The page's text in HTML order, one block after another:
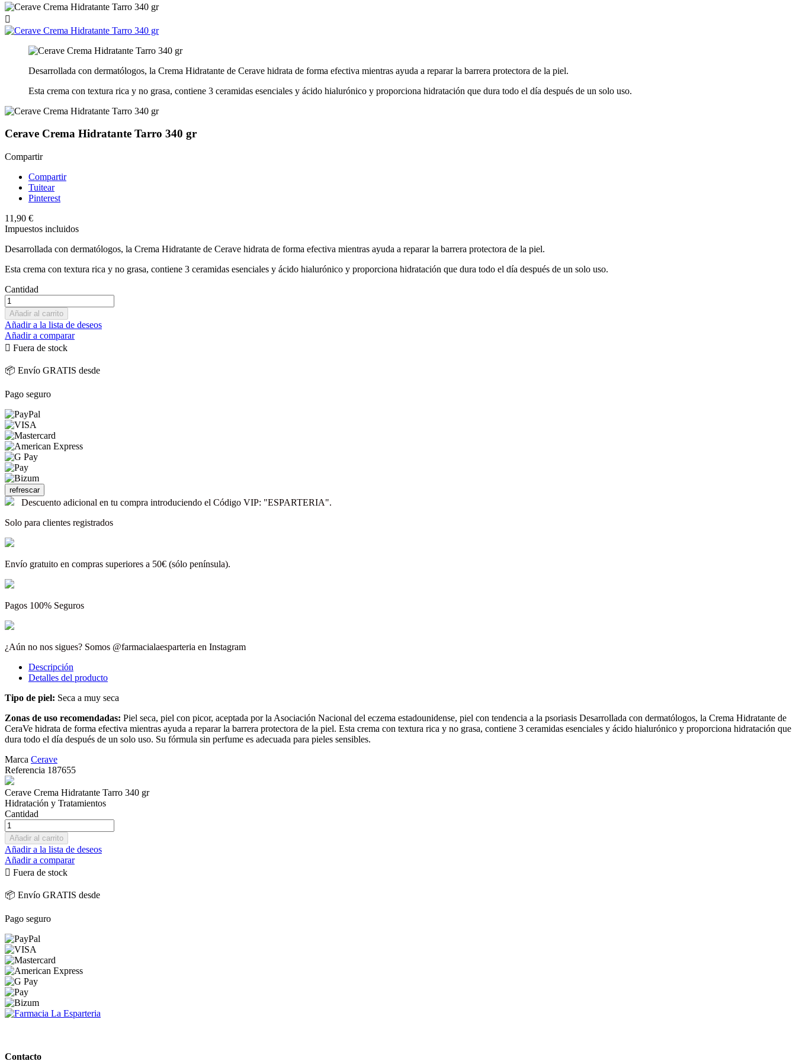

Desarrollada con dermatólogos, la Crema Hidratante de Cerave hidrata de forma efectiva mientras ayuda a reparar la barrera protectora de la piel.
Esta crema con textura rica y no grasa, contiene 3 ceramidas esenciales y ácido hialurónico y proporciona hidratación que dura todo el día después de un solo uso.
Cerave Crema Hidratante Tarro 340 gr
Compartir
Compartir
Tuitear
Pinterest
11,90 €
Impuestos incluidos
Desarrollada con dermatólogos, la Crema Hidratante de Cerave hidrata de forma efectiva mientras ayuda a reparar la barrera protectora de la piel.
Esta crema con textura rica y no grasa, contiene 3 ceramidas esenciales y ácido hialurónico y proporciona hidratación que dura todo el día después de un solo uso.
Cantidad
Añadir al carrito
Añadir a la lista de deseos
Añadir a comparar
 Fuera de stock
📦 Envío GRATIS desde
Pago seguro
Descuento adicional en tu compra introduciendo el Código VIP: "ESPARTERIA".
Solo para clientes registrados
Envío gratuito en compras superiores a 50€ (sólo península).
Pagos 100% Seguros
¿Aún no nos sigues? Somos @farmacialaesparteria en Instagram
Descripción
Detalles del producto
Tipo de piel: Seca a muy seca
Zonas de uso recomendadas: Piel seca, piel con picor, aceptada por la Asociación Nacional del eczema estadounidense, piel con tendencia a la psoriasis Desarrollada con dermatólogos, la Crema Hidratante de
CeraVe hidrata de forma efectiva mientras ayuda a reparar la barrera protectora de la piel. Esta crema con textura rica y no grasa, contiene 3 ceramidas esenciales y ácido hialurónico y proporciona hidratación que
dura todo el día después de un solo uso. Su fórmula sin perfume es adecuada para pieles sensibles.
Marca Cerave
Referencia 187655
Cerave Crema Hidratante Tarro 340 gr
Hidratación y Tratamientos
Cantidad
Añadir al carrito
Añadir a la lista de deseos
Añadir a comparar
 Fuera de stock
📦 Envío GRATIS desde
Pago seguro
Contacto